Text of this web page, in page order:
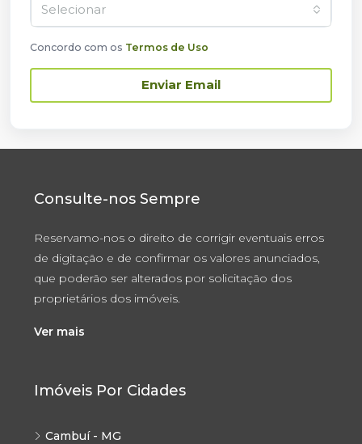
Selecionar
Concordo com os Termos de Uso
Enviar Email
Consulte-nos Sempre
Reservamo-nos o direito de corrigir eventuais erros
de digitação e de confirmar os valores anunciados,
que poderão ser alterados por solicitação dos
proprietários dos imóveis.
Ver mais
Imóveis Por Cidades
Cambuí - MG